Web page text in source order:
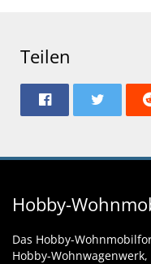
Teilen
Hobby-
Das Hobby-
Hobby-